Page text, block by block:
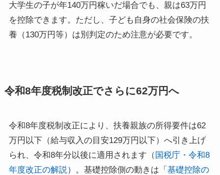
大学生の子が年140万円稼いだ場合でも、親は63万円
を控除できます。ただし、子ども自身の社会保険の扶
養（130万円等）は別判定のため注意が必要です。
令和8年度税制改正でさらに62万円へ
令和8年度税制改正により、扶養親族の所得要件は62
万円以下（給与収入の目安129万円以下）へ引き上げ
られ、令和8年分以後に適用されます（ 国税庁・令和8
年度改正の解説）。基礎控除側の動きは「 基礎控除の